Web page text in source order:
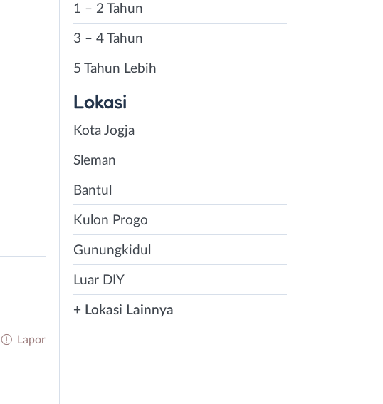
Lapor
1 – 2 Tahun
3 – 4 Tahun
5 Tahun Lebih
Lokasi
Kota Jogja
Sleman
Bantul
Kulon Progo
Gunungkidul
Luar DIY
+ Lokasi Lainnya